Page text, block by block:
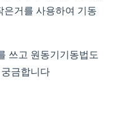
은거를 사용하여 기동
쓰고 원동기기동법도
금합니다